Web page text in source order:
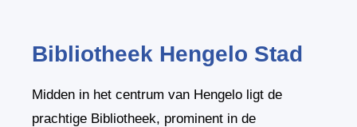
Bibliotheek Hengelo Stad
Midden in het centrum van Hengelo ligt de
prachtige Bibliotheek, prominent in de